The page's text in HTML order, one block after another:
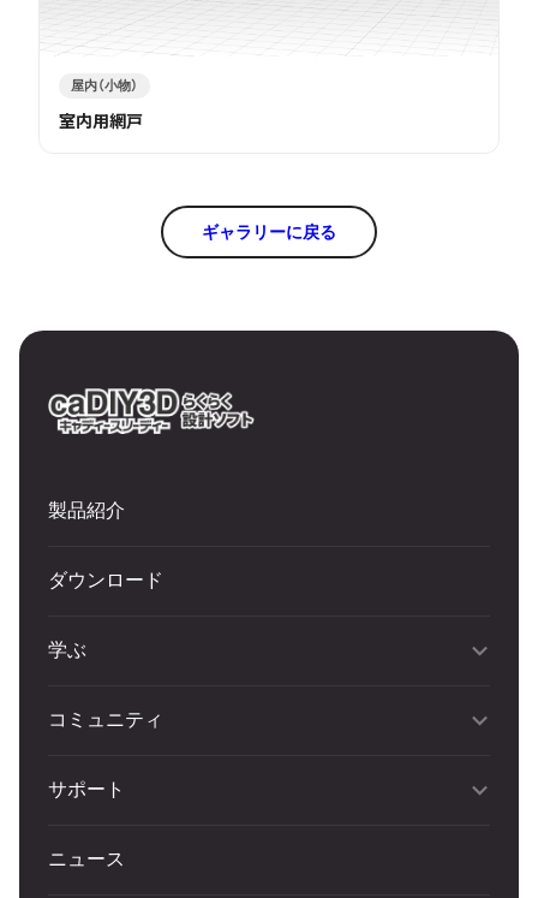
屋内（小物）
室内用網戸
ギャラリーに戻る
製品紹介
ダウンロード
学ぶ
コミュニティ
サポート
ニュース